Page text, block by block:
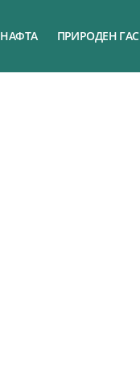
НАФТА ПРИРОДЕН ГАС